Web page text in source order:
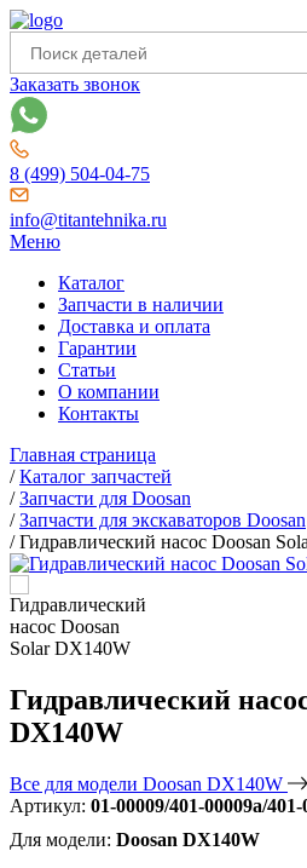
Заказать звонок
8 (499) 504-04-75
info@titantehnika.ru
Меню
Каталог
Запчасти в наличии
Доставка и оплата
Гарантии
Статьи
О компании
Контакты
Главная страница
/Каталог запчастей
/Запчасти для Doosan
/Запчасти для экскаваторов Doosan
/Гидравлический насос Doosan
Гидравлический
DX140W
Все для модели Doosan DX140W
Артикул: 01-00009/401-00009а/401-
Для модели: Doosan DX140W